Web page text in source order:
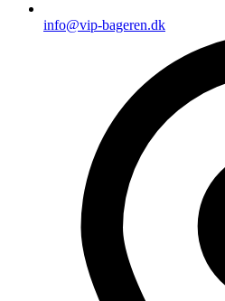
info@vip-bageren.dk